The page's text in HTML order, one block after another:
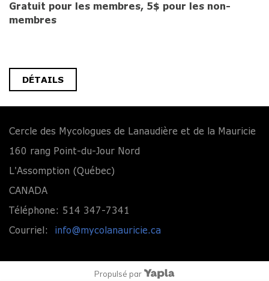
Gratuit pour les membres, 5$ pour les non-
membres
DÉTAILS
Cercle des Mycologues de Lanaudière et de la Mauricie
160 rang Point-du-Jour Nord
L'Assomption (Québec)
CANADA
Téléphone: 514 347-7341
Courriel:
info@mycolanauricie.ca
Propulsé par